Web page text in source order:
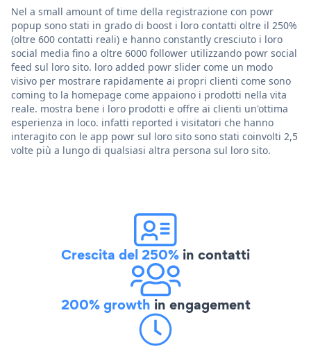
Nel a small amount of time della registrazione con powr
popup sono stati in grado di boost i loro contatti oltre il 250%
(oltre 600 contatti reali) e hanno constantly cresciuto i loro
social media fino a oltre 6000 follower utilizzando powr social
feed sul loro sito. loro added powr slider come un modo
visivo per mostrare rapidamente ai propri clienti come sono
coming to la homepage come appaiono i prodotti nella vita
reale. mostra bene i loro prodotti e offre ai clienti un'ottima
esperienza in loco. infatti reported i visitatori che hanno
interagito con le app powr sul loro sito sono stati coinvolti 2,5
volte più a lungo di qualsiasi altra persona sul loro sito.
Crescita del 250% in contatti
200% growth in engagement